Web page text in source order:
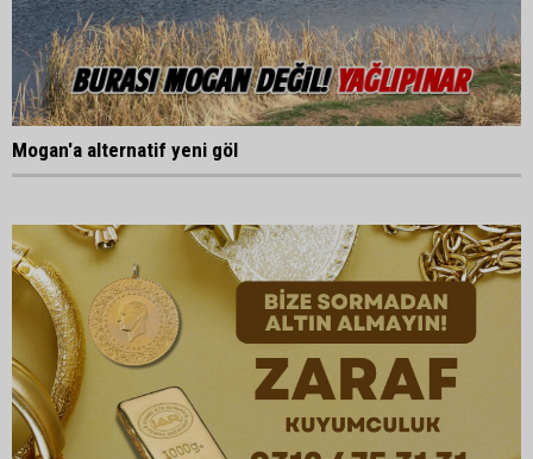
Mogan'a alternatif yeni göl